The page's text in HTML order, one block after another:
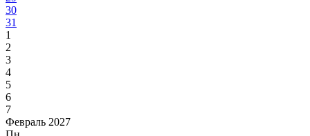
30
31
1
2
3
4
5
6
7
Февраль 2027